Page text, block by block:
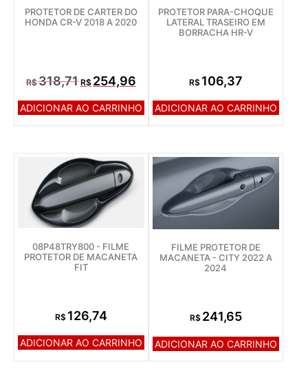
PROTETOR DE CARTER DO
HONDA CR-V 2018 A 2020
R$318,71 R$ 254,96
ADICIONAR AO CARRINHO
PROTETOR PARA-CHOQUE
LATERAL TRASEIRO EM
BORRACHA HR-V
R$ 106,37
ADICIONAR AO CARRINHO
08P48TRY800 - FILME
PROTETOR DE MACANETA
FIT
R$ 126,74
ADICIONAR AO CARRINHO
FILME PROTETOR DE
MACANETA - CITY 2022 A
2024
R$ 241,65
ADICIONAR AO CARRINHO